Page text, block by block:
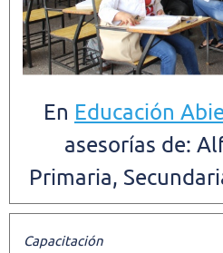
En Educación
asesorías de:
Primaria,
Capacitación